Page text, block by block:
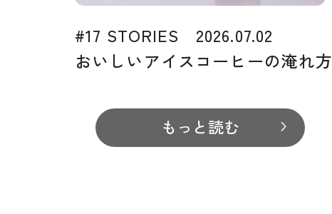
#17 STORIES 2026.07.02
おいしいアイスコーヒーの淹れ方
もっと読む